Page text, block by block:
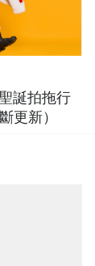
誕拍拖行
更新）